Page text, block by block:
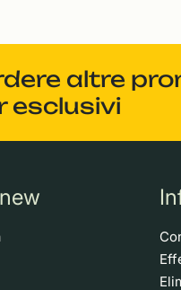
altre
esclusivi